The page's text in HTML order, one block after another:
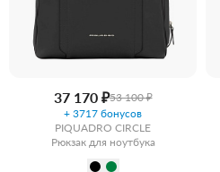
37 170 ₽53 100 ₽
+ 3717 бонусов
PIQUADRO CIRCLE
Рюкзак для ноутбука